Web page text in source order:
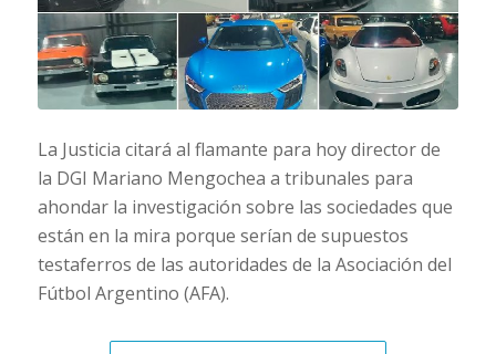
La Justicia citará al flamante para hoy director de
la DGI Mariano Mengochea a tribunales para
ahondar la investigación sobre las sociedades que
están en la mira porque serían de supuestos
testaferros de las autoridades de la Asociación del
Fútbol Argentino (AFA).